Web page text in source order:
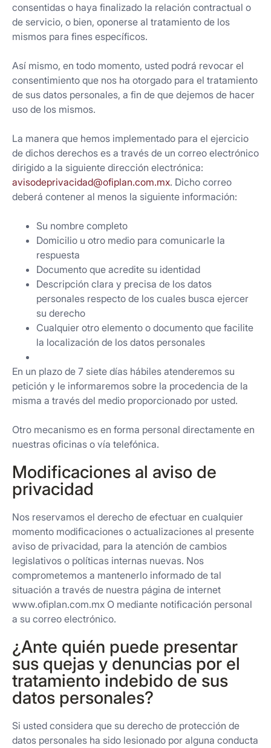
consentidas o haya finalizado la relación contractual o
de servicio, o bien, oponerse al tratamiento de los
mismos para fines específicos.
Así mismo, en todo momento, usted podrá revocar el
consentimiento que nos ha otorgado para el tratamiento
de sus datos personales, a fin de que dejemos de hacer
uso de los mismos.
La manera que hemos implementado para el ejercicio
de dichos derechos es a través de un correo electrónico
dirigido a la siguiente dirección electrónica:
avisodeprivacidad@ofiplan.com.mx. Dicho correo
deberá contener al menos la siguiente información:
Su nombre completo
Domicilio u otro medio para comunicarle la
respuesta
Documento que acredite su identidad
Descripción clara y precisa de los datos
personales respecto de los cuales busca ejercer
su derecho
Cualquier otro elemento o documento que facilite
la localización de los datos personales
En un plazo de 7 siete días hábiles atenderemos su
petición y le informaremos sobre la procedencia de la
misma a través del medio proporcionado por usted.
Otro mecanismo es en forma personal directamente en
nuestras oficinas o vía telefónica.
Modificaciones al aviso de
privacidad
Nos reservamos el derecho de efectuar en cualquier
momento modificaciones o actualizaciones al presente
aviso de privacidad, para la atención de cambios
legislativos o políticas internas nuevas. Nos
comprometemos a mantenerlo informado de tal
situación a través de nuestra página de internet
www.ofiplan.com.mx O mediante notificación personal
a su correo electrónico.
¿Ante quién puede presentar
sus quejas y denuncias por el
tratamiento indebido de sus
datos personales?
Si usted considera que su derecho de protección de
datos personales ha sido lesionado por alguna conducta